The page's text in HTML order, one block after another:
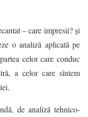
– care impresii? şi
o analiză aplicată pe
celor care conduc
a celor care sîntem
de analiză tehnico-